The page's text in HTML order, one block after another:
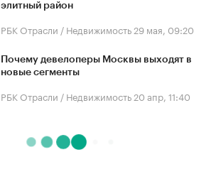
элитный район
РБК Отрасли / Недвижимость 29 мая, 09:20
Почему девелоперы Москвы выходят в
новые сегменты
РБК Отрасли / Недвижимость 20 апр, 11:40